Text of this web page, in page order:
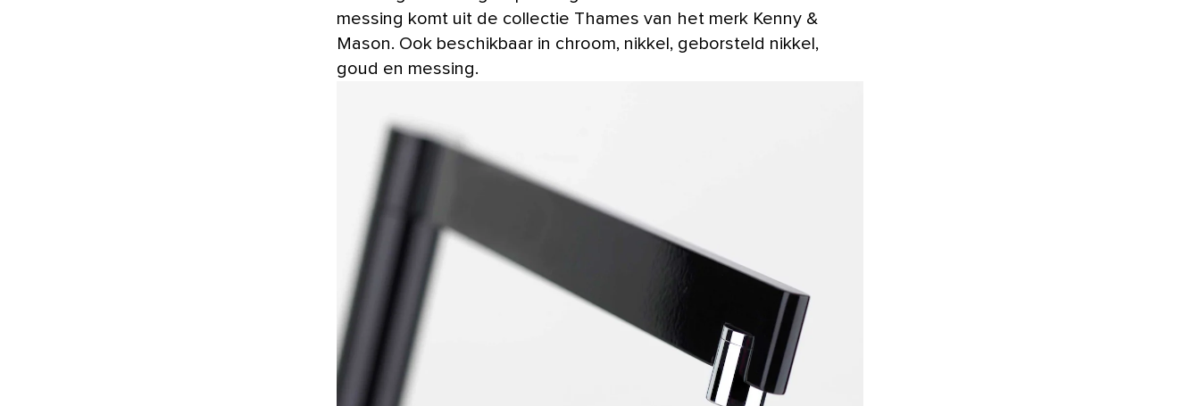
messing komt uit de collectie Thames van het merk Kenny &
Mason. Ook beschikbaar in chroom, nikkel, geborsteld nikkel,
goud en messing.